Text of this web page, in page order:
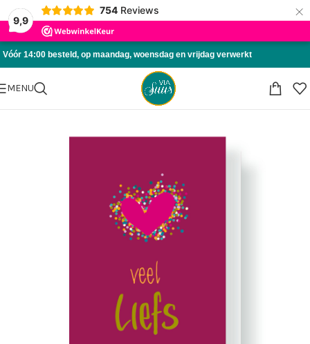
9,9
754 Reviews ×
Skip to navigation
Skip to main content
Vóór 14:00 besteld, op maandag, woensdag en vrijdag verwerkt
MENU